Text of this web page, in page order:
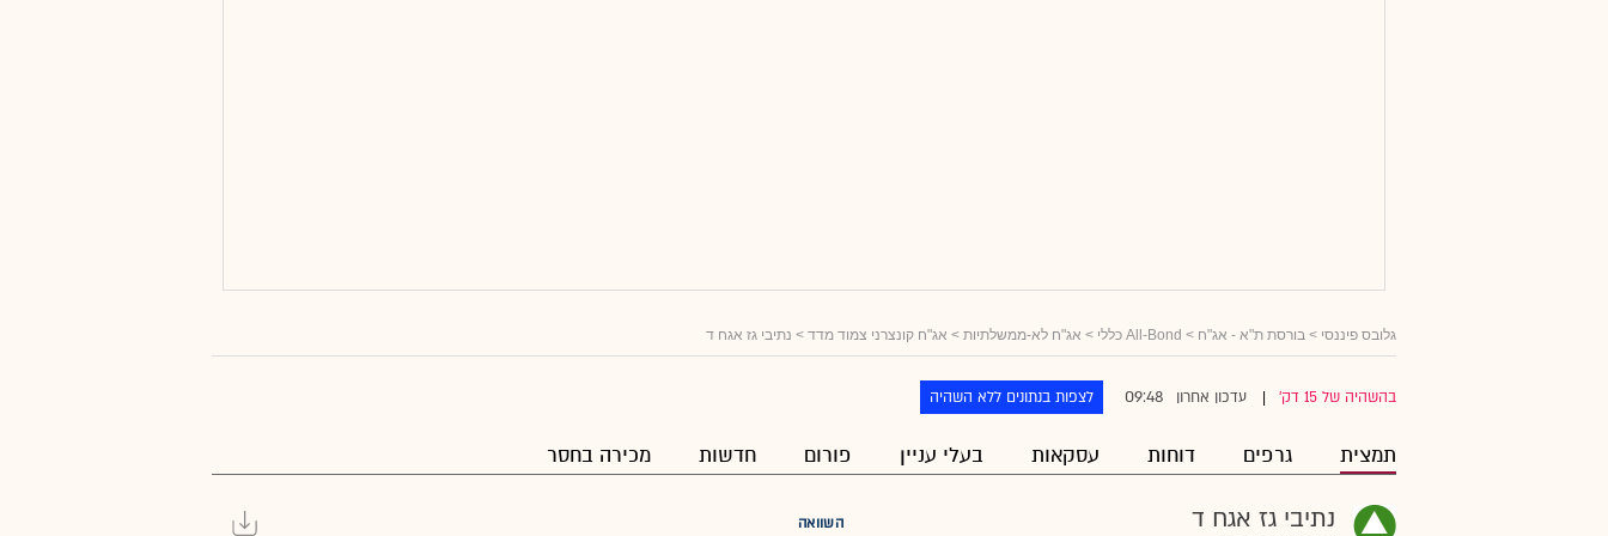
גלובס פיננסי > בורסת ת"א - אג"ח > All-Bond כללי > אג"ח לא-ממשלתיות > אג"ח קונצרני צמוד מדד > נתיבי גז אגח ד
בהשהיה של 15 דק' עדכון אחרון 09:48 לצפות בנתונים ללא השהיה
תמצית גרפים דוחות עסקאות בעלי עניין פורום חדשות מכירה בחסר
נתיבי גז אגח ד השוואה